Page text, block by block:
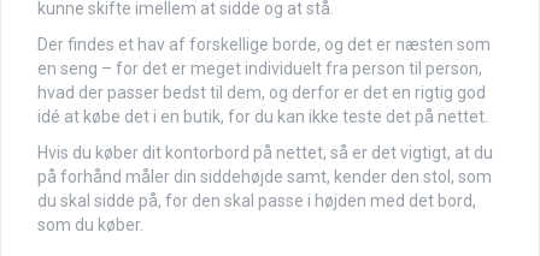
kunne skifte imellem at sidde og at stå.
Der findes et hav af forskellige borde, og det er næsten som
en seng – for det er meget individuelt fra person til person,
hvad der passer bedst til dem, og derfor er det en rigtig god
idé at købe det i en butik, for du kan ikke teste det på nettet.
Hvis du køber dit kontorbord på nettet, så er det vigtigt, at du
på forhånd måler din siddehøjde samt, kender den stol, som
du skal sidde på, for den skal passe i højden med det bord,
som du køber.